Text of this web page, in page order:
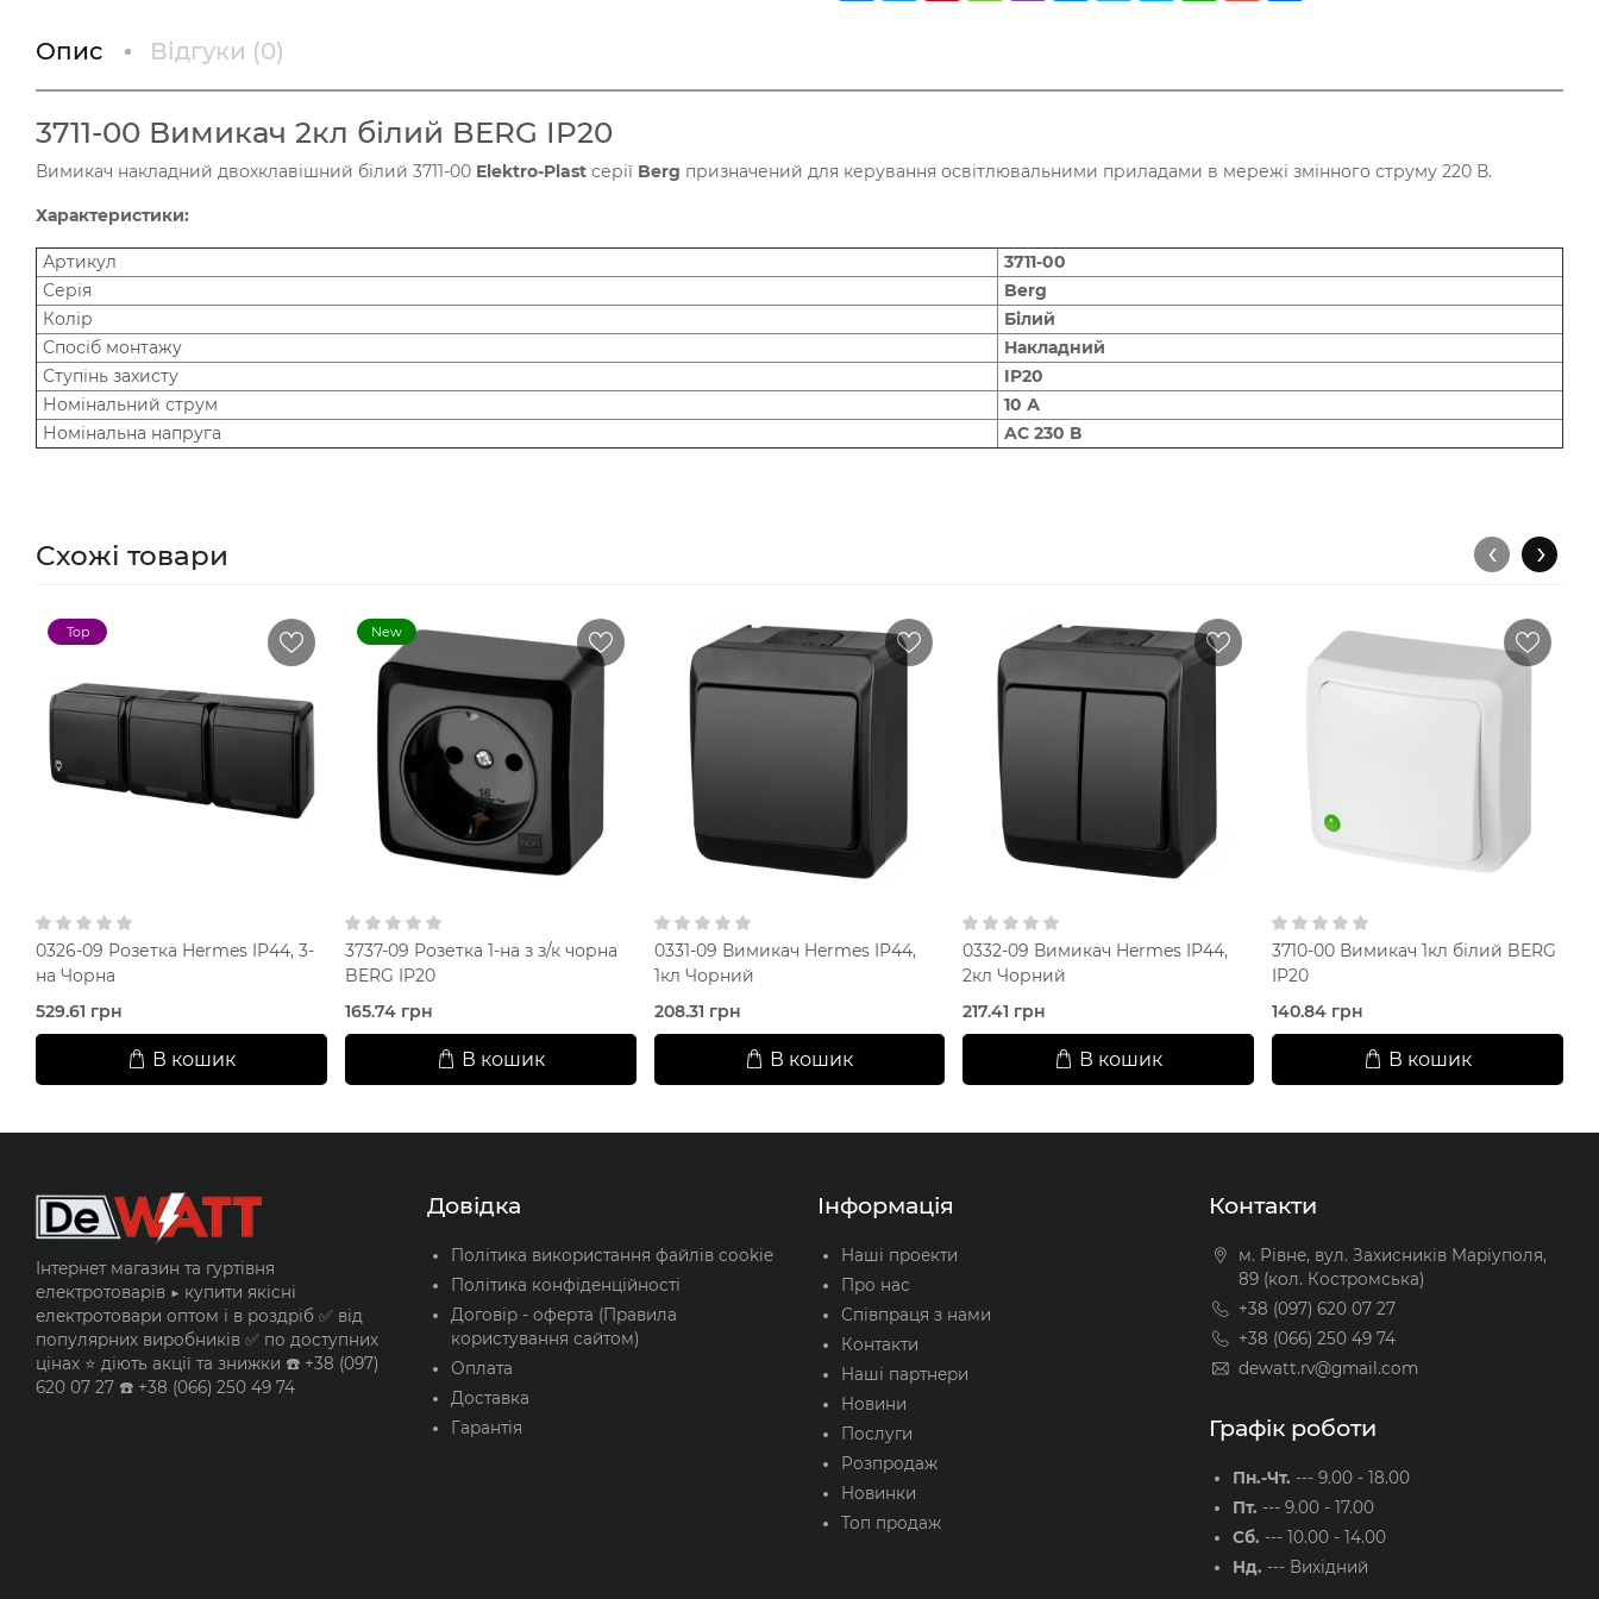
Опис Відгуки (0)
3711-00 Вимикач 2кл білий BERG IP20
Вимикач накладний двохклавішний білий 3711-00 Elektro-Plast серії Berg призначений для керування освітлювальними приладами в мережі змінного струму 220 В.
Характеристики:
Артикул
3711-00
Серія
Berg
Колір
Білий
Спосіб монтажу
Накладний
Ступінь захисту
IP20
Номінальний струм
10 А
Номінальна напруга
AC 230 В
Схожі товари
Top
0326-09 Розетка Hermes IP44, 3-
на Чорна
529.61 грн
В кошик
New
3737-09 Розетка 1-на з з/к чорна
BERG IP20
165.74 грн
В кошик
0331-09 Вимикач Hermes IP44,
1кл Чорний
208.31 грн
В кошик
0332-09 Вимикач Hermes IP44,
2кл Чорний
217.41 грн
В кошик
3710-00 Вимикач 1кл білий BERG
IP20
140.84 грн
В кошик
‹ ›
Інтернет магазин та гуртівня
електротоварів ▶️ купити якісні
електротовари оптом і в роздріб ✅ від
популярних виробників ✅ по доступних
цінах ⭐ діють акції та знижки ☎️ +38 (097)
620 07 27 ☎️ +38 (066) 250 49 74
Довідка
Політика використання файлів cookie
Політика конфіденційності
Договір - оферта (Правила
користування сайтом)
Оплата
Доставка
Гарантія
Інформація
Наші проекти
Про нас
Співпраця з нами
Контакти
Наші партнери
Новини
Послуги
Розпродаж
Новинки
Топ продаж
Контакти
м. Рівне, вул. Захисників Маріуполя,
89 (кол. Костромська)
+38 (097) 620 07 27
+38 (066) 250 49 74
dewatt.rv@gmail.com
Графік роботи
Пн.-Чт. --- 9.00 - 18.00
Пт. --- 9.00 - 17.00
Сб. --- 10.00 - 14.00
Нд. --- Вихідний